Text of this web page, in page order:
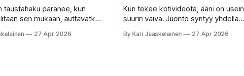
taustahaku paranee, kun
sen mukaan, auttavatko
nopeampaa kuin
27 Apr 2026
Kun tekee kotivideota, ääni on usein
suurin vaiva. Juonto syntyy yhdellä
ukkosen jyrinä kolmannella. Jokainen
By Kari Jaaskelainen 27 Apr 2026